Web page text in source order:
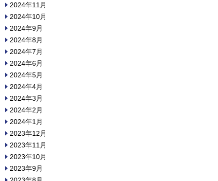
2024年11月
2024年10月
2024年9月
2024年8月
2024年7月
2024年6月
2024年5月
2024年4月
2024年3月
2024年2月
2024年1月
2023年12月
2023年11月
2023年10月
2023年9月